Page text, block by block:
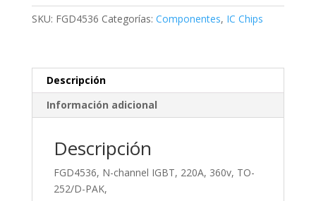
PAK,
cantidad
SKU: FGD4536 Categorías: Componentes, IC Chips
Descripción
Información adicional
Descripción
FGD4536, N-channel IGBT, 220A, 360v, TO-
252/D-PAK,